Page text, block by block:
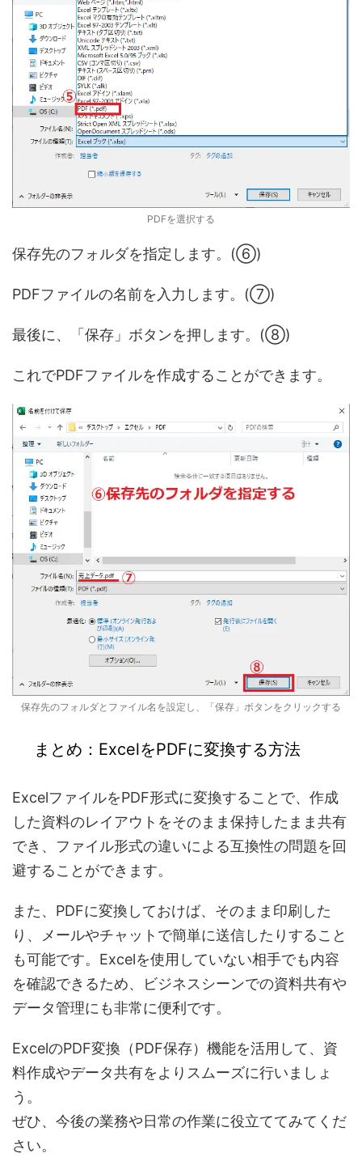
PDFを選択する
保存先のフォルダを指定します。(⑥)
PDFファイルの名前を入力します。(⑦)
最後に、「保存」ボタンを押します。(⑧)
これでPDFファイルを作成することができます。
保存先のフォルダとファイル名を設定し、「保存」ボタンをクリックする
まとめ：ExcelをPDFに変換する方法
ExcelファイルをPDF形式に変換することで、作成
した資料のレイアウトをそのまま保持したまま共有
でき、ファイル形式の違いによる互換性の問題を回
避することができます。
また、PDFに変換しておけば、 そのまま印刷した
り、メールやチャットで簡単に送信したりすること
も可能です。Excelを使用していない相手でも内容
を確認できるため、
ビジネスシーンでの資料共有や
データ管理にも非常に便利です。
ExcelのPDF変換（PDF保存）機能を活用して、資
料作成やデータ共有をよりスムーズに行いましょ
う。
ぜひ、今後の業務や日常の作業に役立ててみてくだ
さい。